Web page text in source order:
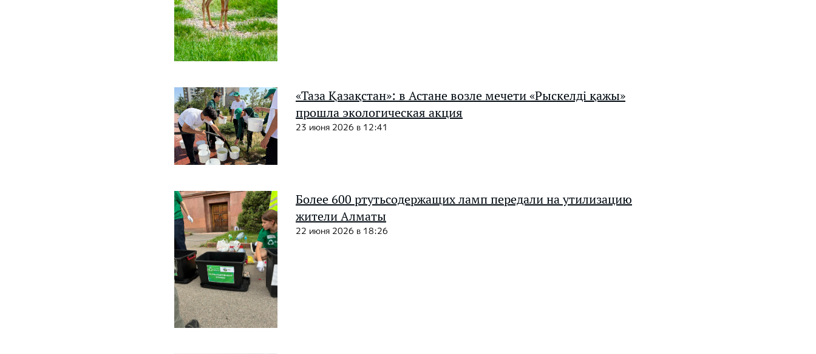
«Таза Қазақстан»: в Астане возле мечети «Рыскелді қажы»
прошла экологическая акция
23 июня 2026 в 12:41
Более 600 ртутьсодержащих ламп передали на утилизацию
жители Алматы
22 июня 2026 в 18:26